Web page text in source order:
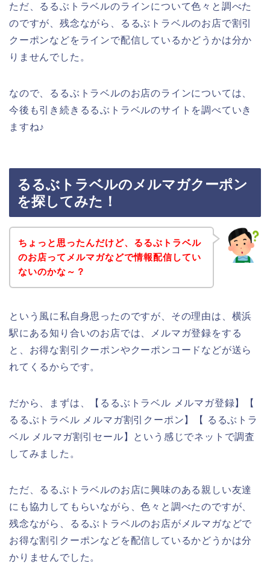
ただ、るるぶトラベルのラインについて色々と調べた
のですが、残念ながら、るるぶトラベルのお店で割引
クーポンなどをラインで配信しているかどうかは分か
りませんでした。
なので、るるぶトラベルのお店のラインについては、
今後も引き続きるるぶトラベルのサイトを調べていき
ますね♪
るるぶトラベルのメルマガクーポン
を探してみた！
ちょっと思ったんだけど、るるぶトラベル
のお店ってメルマガなどで情報配信してい
ないのかな～？
という風に私自身思ったのですが、その理由は、横浜
駅にある知り合いのお店では、メルマガ登録をする
と、お得な割引クーポンやクーポンコードなどが送ら
れてくるからです。
だから、まずは、【るるぶトラベル メルマガ登録】【
るるぶトラベル メルマガ割引クーポン】【 るるぶトラ
ベル メルマガ割引セール】という感じでネットで調査
してみました。
ただ、るるぶトラベルのお店に興味のある親しい友達
にも協力してもらいながら、色々と調べたのですが、
残念ながら、るるぶトラベルのお店がメルマガなどで
お得な割引クーポンなどを配信しているかどうかは分
かりませんでした。